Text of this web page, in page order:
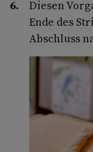
Diesen
Ende des
Abschluss